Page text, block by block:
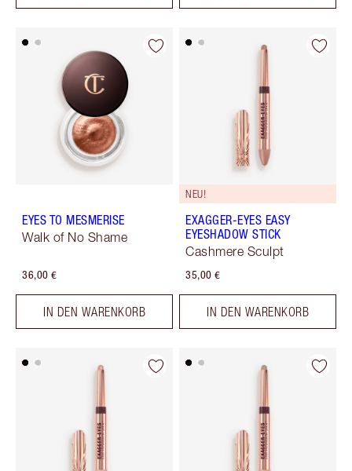
EYES TO MESMERISE
Walk of No Shame
36,00 €
IN DEN WARENKORB
NEU!
EXAGGER-EYES EASY
EYESHADOW STICK
Cashmere Sculpt
35,00 €
IN DEN WARENKORB